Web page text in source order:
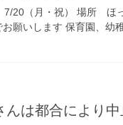
7/20（月・祝） 場所
願いします 保育園、幼
は都合により